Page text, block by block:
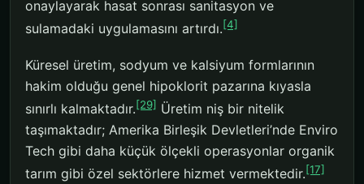
onaylayarak hasat sonrası sanitasyon ve
sulamadaki uygulamasını artırdı.[4]
Küresel üretim, sodyum ve kalsiyum formlarının
hakim olduğu genel hipoklorit pazarına kıyasla
sınırlı kalmaktadır.[29] Üretim niş bir nitelik
taşımaktadır; Amerika Birleşik Devletleri’nde Enviro
Tech gibi daha küçük ölçekli operasyonlar organik
tarım gibi özel sektörlere hizmet vermektedir.[17]